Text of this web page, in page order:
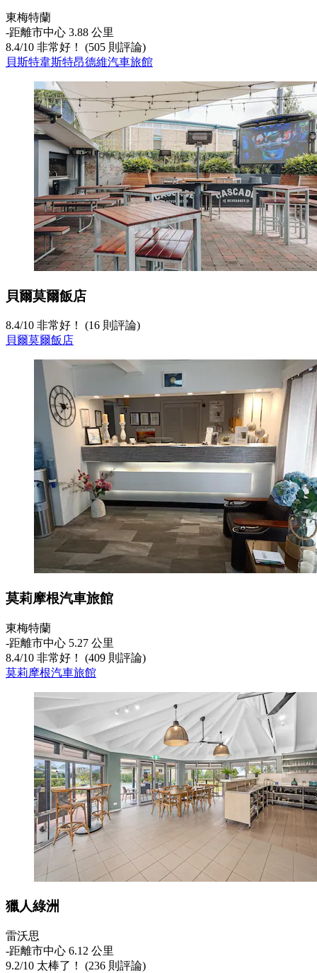
東梅特蘭
‐距離市中心 3.88 公里
8.4/10 非常好！ (505 則評論)
貝斯特韋斯特昂德維汽車旅館
貝爾莫爾飯店
8.4/10 非常好！ (16 則評論)
貝爾莫爾飯店
莫莉摩根汽車旅館
東梅特蘭
‐距離市中心 5.27 公里
8.4/10 非常好！ (409 則評論)
莫莉摩根汽車旅館
獵人綠洲
雷沃思
‐距離市中心 6.12 公里
9.2/10 太棒了！ (236 則評論)